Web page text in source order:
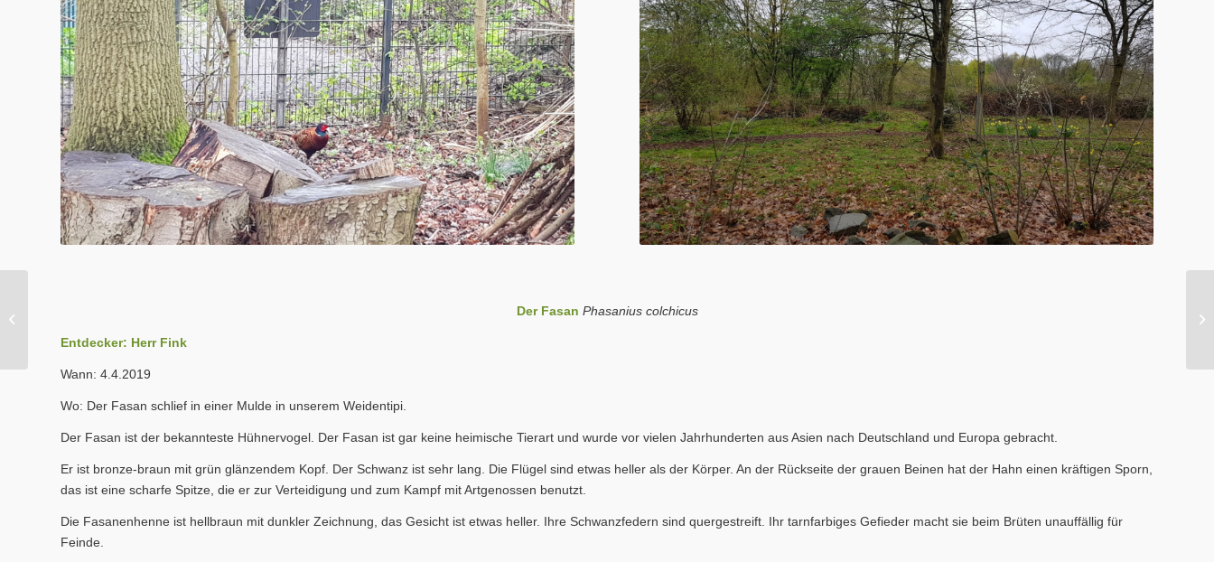
Der Fasan Phasanius colchicus
Entdecker: Herr Fink
Wann: 4.4.2019
Wo: Der Fasan schlief in einer Mulde in unserem Weidentipi.
Der Fasan ist der bekannteste Hühnervogel. Der Fasan ist gar keine heimische Tierart und wurde vor vielen Jahrhunderten aus Asien nach Deutschland und Europa gebracht.
Er ist bronze-braun mit grün glänzendem Kopf. Der Schwanz ist sehr lang. Die Flügel sind etwas heller als der Körper. An der Rückseite der grauen Beinen hat der Hahn einen kräftigen Sporn,
das ist eine scharfe Spitze, die er zur Verteidigung und zum Kampf mit Artgenossen benutzt.
Die Fasanenhenne ist hellbraun mit dunkler Zeichnung, das Gesicht ist etwas heller. Ihre Schwanzfedern sind quergestreift. Ihr tarnfarbiges Gefieder macht sie beim Brüten unauffällig für
Feinde.